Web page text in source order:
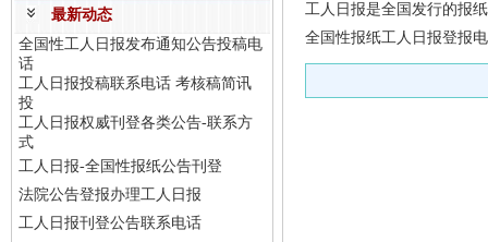
最新动态
全国性工人日报发布通知公告投稿电
话
工人日报投稿联系电话 考核稿简讯
投
工人日报权威刊登各类公告-联系方
式
工人日报-全国性报纸公告刊登
法院公告登报办理工人日报
工人日报刊登公告联系电话
工人日报是全国发行的报
全国性报纸工人日报登报